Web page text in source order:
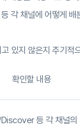
각 채널에 어떻게
있지 않은지 주기적
확인할 내용
등 각 채널의